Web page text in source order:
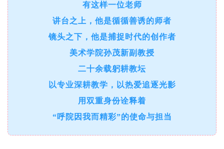
有这样一位老师
讲台之上，他是循循善诱的师者
镜头之下，他是捕捉时代的创作者
美术学院孙茂新副教授
二十余载躬耕教坛
以专业深耕教学，以热爱追逐光影
用双重身份诠释着
“呼院因我而精彩”的使命与担当